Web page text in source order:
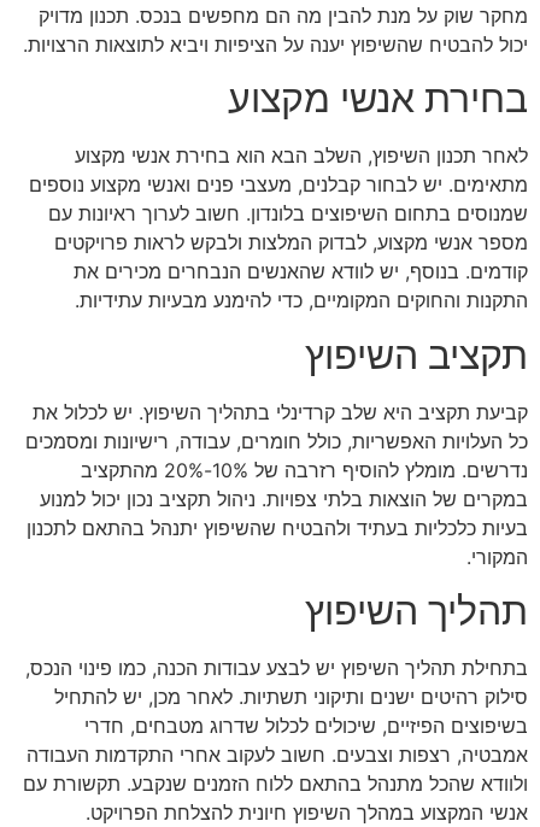
מחקר שוק על מנת להבין מה הם מחפשים בנכס. תכנון מדויק
יכול להבטיח שהשיפוץ יענה על הציפיות ויביא לתוצאות הרצויות.
בחירת אנשי מקצוע
לאחר תכנון השיפוץ, השלב הבא הוא בחירת אנשי מקצוע
מתאימים. יש לבחור קבלנים, מעצבי פנים ואנשי מקצוע נוספים
שמנוסים בתחום השיפוצים בלונדון. חשוב לערוך ראיונות עם
מספר אנשי מקצוע, לבדוק המלצות ולבקש לראות פרויקטים
קודמים. בנוסף, יש לוודא שהאנשים הנבחרים מכירים את
התקנות והחוקים המקומיים, כדי להימנע מבעיות עתידיות.
תקציב השיפוץ
קביעת תקציב היא שלב קרדינלי בתהליך השיפוץ. יש לכלול את
כל העלויות האפשריות, כולל חומרים, עבודה, רישיונות ומסמכים
נדרשים. מומלץ להוסיף רזרבה של 10%-20% מהתקציב
במקרים של הוצאות בלתי צפויות. ניהול תקציב נכון יכול למנוע
בעיות כלכליות בעתיד ולהבטיח שהשיפוץ יתנהל בהתאם לתכנון
המקורי.
תהליך השיפוץ
בתחילת תהליך השיפוץ יש לבצע עבודות הכנה, כמו פינוי הנכס,
סילוק רהיטים ישנים ותיקוני תשתיות. לאחר מכן, יש להתחיל
בשיפוצים הפיזיים, שיכולים לכלול שדרוג מטבחים, חדרי
אמבטיה, רצפות וצבעים. חשוב לעקוב אחרי התקדמות העבודה
ולוודא שהכל מתנהל בהתאם ללוח הזמנים שנקבע. תקשורת עם
אנשי המקצוע במהלך השיפוץ חיונית להצלחת הפרויקט.